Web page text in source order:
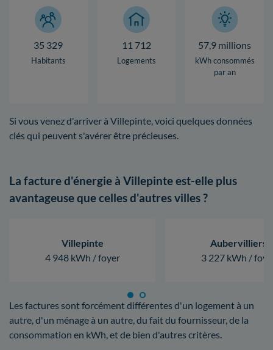
35 329
Habitants
11 712
Logements
57,9 millions
kWh consommés
par an
Si vous venez d'arriver à Villepinte, voici quelques données
clés qui peuvent s'avérer être précieuses.
La facture d'énergie à Villepinte est-elle plus
avantageuse que celles d'autres villes ?
Villepinte
4 948 kWh / foyer
Aubervilliers
3 227 kWh /
Les factures sont forcément différentes d'un logement à un
autre, d'un ménage à un autre, du fait du fournisseur, de la
consommation en kWh, et de bien d'autres critères.